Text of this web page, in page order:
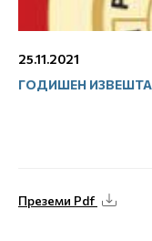
25.11.2021
ГОДИШЕН ИЗВЕШТАЈ
Преземи Pdf